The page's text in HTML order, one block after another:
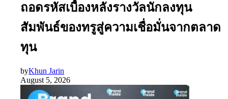
ถอดรหัสเบื้องหลังรางวัลนักลงทุน
สัมพันธ์ของทรูสู่ความเชื่อมั่นจากตลาด
ทุน
byKhun Jarin
August 5, 2026